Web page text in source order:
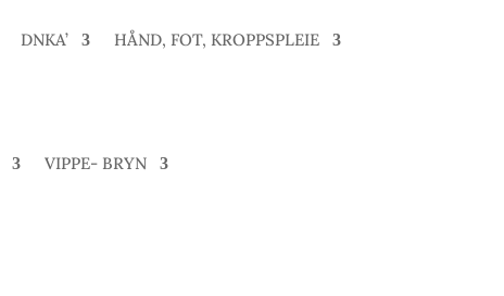
DNKA’ HÅND, FOT, KROPPSPLEIE
VIPPE- BRYN